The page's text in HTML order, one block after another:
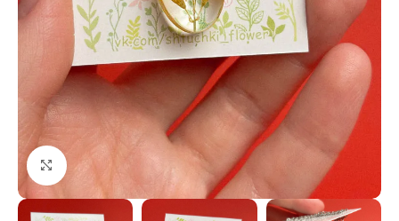
Нажмите, чтобы увеличить изображение